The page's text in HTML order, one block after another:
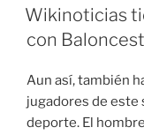
EL
Wikinoticias
con
Aun así, también
jugadores de este
deporte. El